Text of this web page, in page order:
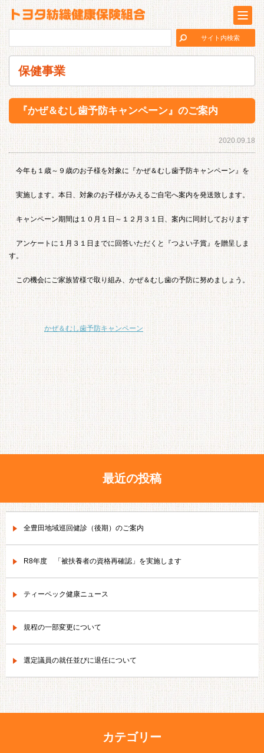
保健事業
『かぜ＆むし歯予防キャンペーン』のご案内
2020.09.18
今年も１歳～９歳のお子様を対象に『かぜ＆むし歯予防キャンペーン』を
実施します。本日、対象のお子様がみえるご自宅へ案内を発送致します。
キャンペーン期間は１０月１日～１２月３１日、案内に同封しております
アンケートに１月３１日までに回答いただくと『つよい子賞』を贈呈しま
す。
この機会にご家族皆様で取り組み、かぜ＆むし歯の予防に努めましょう。
かぜ＆むし歯予防キャンペーン
最近の投稿
全豊田地域巡回健診（後期）のご案内
R8年度 「被扶養者の資格再確認」を実施します
ティーペック健康ニュース
規程の一部変更について
選定議員の就任並びに退任について
カテゴリー